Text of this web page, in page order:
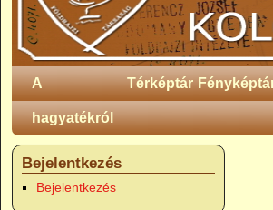
A
hagyatékról
Térképtár
Bejelentkezés
Bejelentkezés